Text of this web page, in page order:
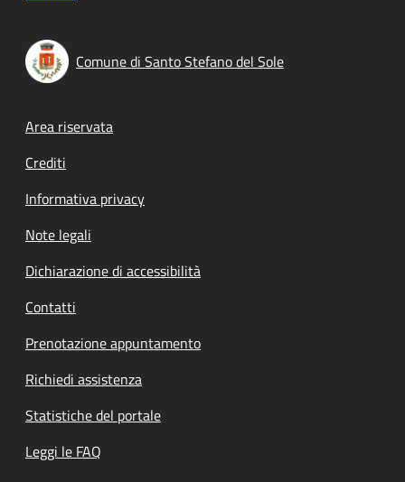
Comune di Santo Stefano del Sole
Footer menu
Area riservata
Crediti
Informativa privacy
Note legali
Dichiarazione di accessibilità
Contatti
Prenotazione appuntamento
Richiedi assistenza
Statistiche del portale
Leggi le FAQ